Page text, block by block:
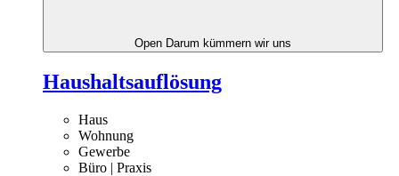
Open Darum kümmern wir uns
Haushaltsauflösung
Haus
Wohnung
Gewerbe
Büro | Praxis